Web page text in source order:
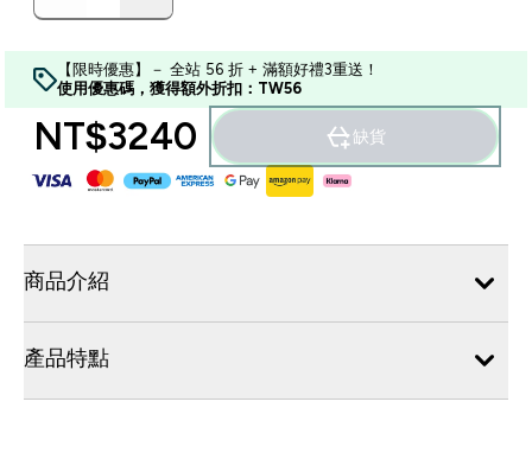
【限時優惠】－ 全站 56 折 + 滿額好禮3重送！
使用優惠碼，獲得額外折扣：TW56
NT$3240‎ 缺貨
商品介紹
產品特點